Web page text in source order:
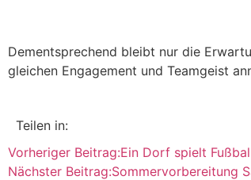
Dementsprechend bleibt nur die
gleichen Engagement und Teamgeist
Teilen in:
Vorheriger Beitrag:Ein Dorf spielt
Nächster Beitrag:Sommervorbereitung